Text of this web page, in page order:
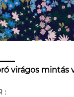
virágos mintás